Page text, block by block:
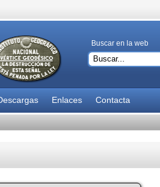
Buscar en la web
Enlaces Contacta